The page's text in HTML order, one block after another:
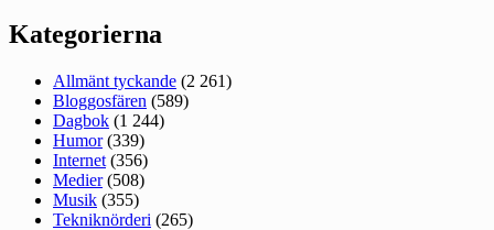
Kategorierna
Allmänt tyckande (2 261)
Bloggosfären (589)
Dagbok (1 244)
Humor(339)
Internet (356)
Medier(508)
Musik (355)
Tekniknörderi (265)